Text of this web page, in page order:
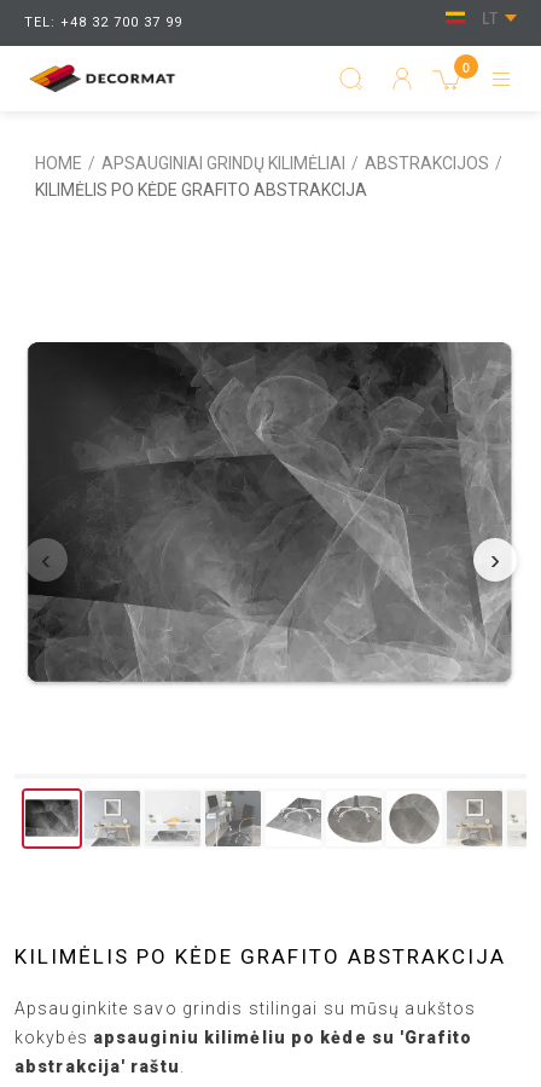
TEL: +48 32 700 37 99
0
HOME / APSAUGINIAI GRINDŲ KILIMĖLIAI / ABSTRAKCIJOS /
KILIMĖLIS PO KĖDE GRAFITO ABSTRAKCIJA
‹ ›
KILIMĖLIS PO KĖDE GRAFITO ABSTRAKCIJA
Apsauginkite savo grindis stilingai su mūsų aukštos
kokybės apsauginiu kilimėliu po kėde su 'Grafito
abstrakcija' raštu